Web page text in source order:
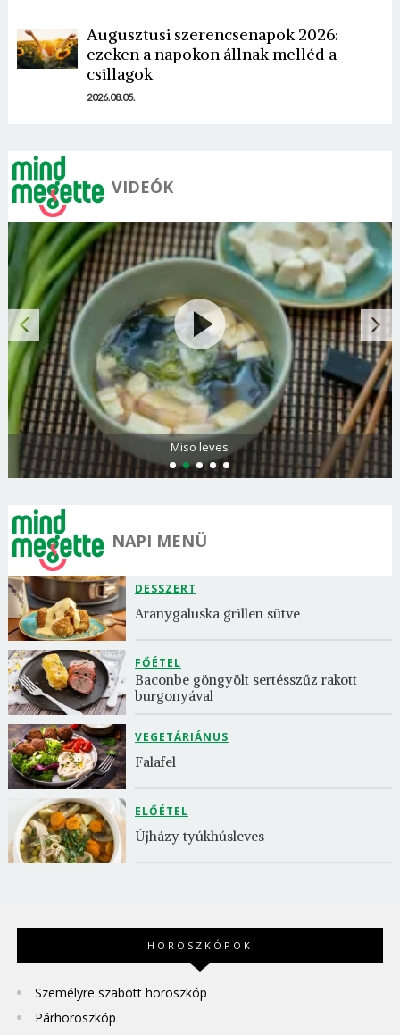
Augusztusi szerencsenapok 2026:
ezeken a napokon állnak melléd a
csillagok
2026.08.05.
VIDEÓK
Miso leves
NAPI MENÜ
DESSZERT
Aranygaluska grillen sütve
FŐÉTEL
Baconbe göngyölt sertésszűz rakott
burgonyával
VEGETÁRIÁNUS
Falafel
ELŐÉTEL
Újházy tyúkhúsleves
HOROSZKÓPOK
Személyre szabott horoszkóp
Párhoroszkóp